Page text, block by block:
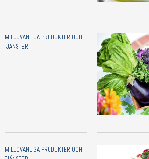
MILJÖVÄNLIGA PRODUKTER OCH
TJÄNSTER
MILJÖVÄNLIGA PRODUKTER OCH